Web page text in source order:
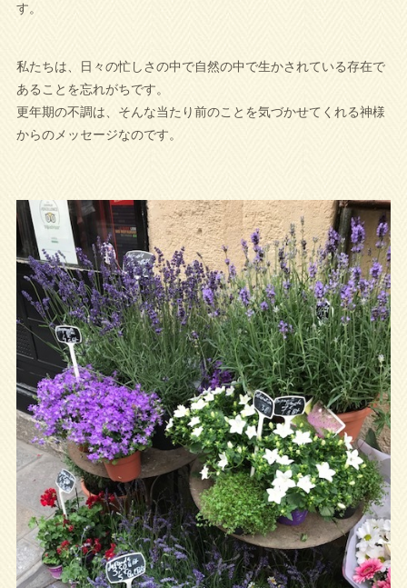
す。
私たちは、日々の忙しさの中で自然の中で生かされている存在で
あることを忘れがちです。
更年期の不調は、そんな当たり前のことを気づかせてくれる神様
からのメッセージなのです。